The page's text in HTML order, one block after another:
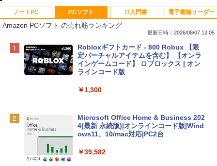
ノートPC
Apple 2026 MacBook Neo A18 Proチッ
プ搭載13インチノートブック：AIとAppl
e Intelligence、Liquid Retinaディスプ
レイ、8GBメモリ、512GB SSD、1080p
ィゴ + 3年延長 AppleCare+ for 13インチ
￥162,598
ンケース Dell NEC Lavie ASUS HP dyna
PCソフト
Amazon PCソフト の売れ筋ランキング
更新日時：2026/08/07 12:05
Robloxギフトカード - 800 Robux 【限
定バーチャルアイテムを含む】 【オンラ
インゲームコード】 ロブロックス | オン
ラインコード版
￥1,300
Microsoft Office Home & Business 202
4(最新 永続版)|オンラインコード版|Wind
ows11、10/mac対応|PC2台
￥39,582
IT入門書 電子書籍リーダー